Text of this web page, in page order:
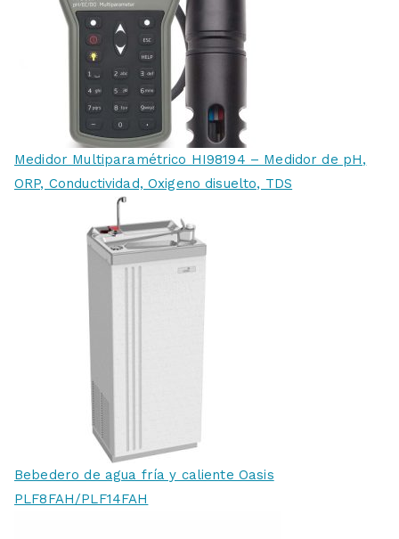
Medidor Multiparamétrico HI98194 – Medidor de pH,
ORP, Conductividad, Oxigeno disuelto, TDS
Bebedero de agua fría y caliente Oasis
PLF8FAH/PLF14FAH